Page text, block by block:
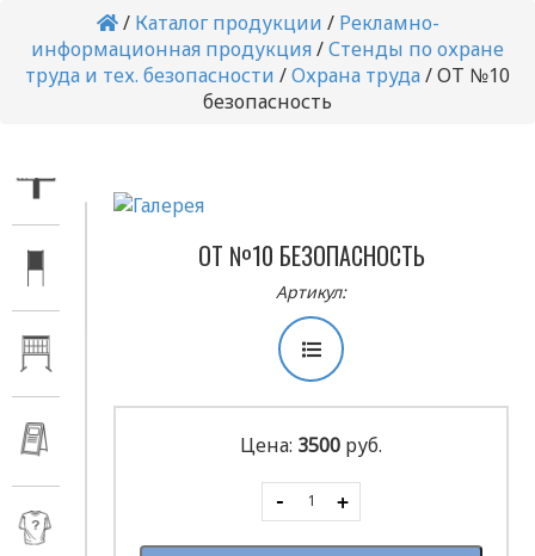
/ Каталог продукции / Рекламно-
информационная продукция/Стенды по охране
труда и тех. безопасности /Охрана труда/ОТ №10
безопасность
ОТ №10 БЕЗОПАСНОСТЬ
Артикул:
Цена: 3500 руб.